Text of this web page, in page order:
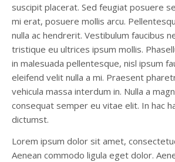
suscipit placerat. Sed feugiat posuere
mi erat, posuere mollis arcu.
nulla ac hendrerit. Vestibulum faucibus
tristique eu ultrices ipsum mollis.
in malesuada pellentesque, nisl ipsum
eleifend velit nulla a mi. Praesent
vehicula massa interdum in. Nulla a
consequat semper eu vitae elit. In hac
dictumst.
Lorem ipsum dolor sit amet,
Aenean commodo ligula eget dolor.